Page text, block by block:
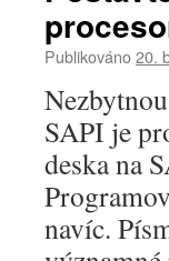
Publikováno20.
SAPI je
deska na
navíc.